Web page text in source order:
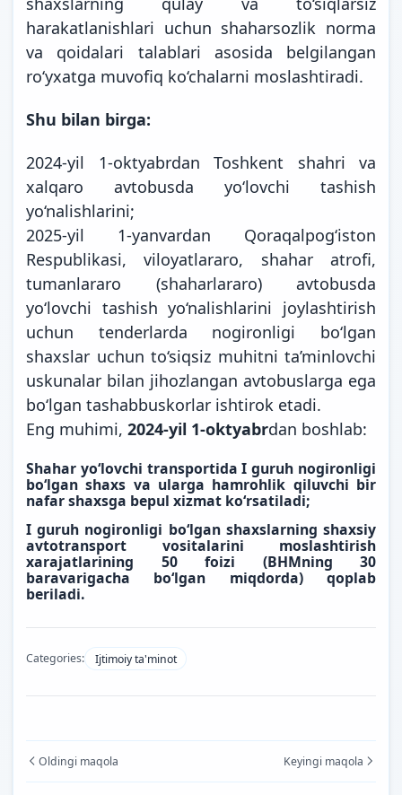
harakatlanishlari uchun shaharsozlik norma
va qoidalari talablari asosida belgilangan
ro‘yxatga muvofiq ko‘chalarni moslashtiradi.
Shu bilan birga:
2024-yil 1-oktyabrdan Toshkent shahri va
xalqaro avtobusda yo‘lovchi tashish
yo‘nalishlarini;
2025-yil 1-yanvardan Qoraqalpog‘iston
Respublikasi, viloyatlararo, shahar atrofi,
tumanlararo (shaharlararo) avtobusda
yo‘lovchi tashish yo‘nalishlarini joylashtirish
uchun tenderlarda nogironligi bo‘lgan
shaxslar uchun to‘siqsiz muhitni ta’minlovchi
uskunalar bilan jihozlangan avtobuslarga ega
bo‘lgan tashabbuskorlar ishtirok etadi.
Eng muhimi, 2024-yil 1-oktyabrdan boshlab:
Shahar yo‘lovchi transportida I guruh nogironligi
bo‘lgan shaxs va ularga hamrohlik qiluvchi bir
nafar shaxsga bepul xizmat ko‘rsatiladi;
I guruh nogironligi bo‘lgan shaxslarning shaxsiy
avtotransport vositalarini moslashtirish
xarajatlarining 50 foizi (BHMning 30
baravarigacha bo‘lgan miqdorda) qoplab
beriladi.
Categories: Ijtimoiy ta'minot
Oldingi maqola Keyingi maqola